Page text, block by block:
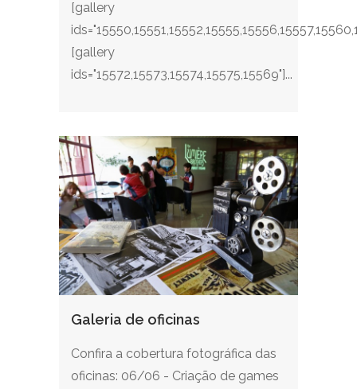
[gallery
[gallery
ids="15572,15573,15574,15575,15569"]...
Galeria de oficinas
Confira a cobertura fotográfica das
oficinas: 06/06 - Criação de games